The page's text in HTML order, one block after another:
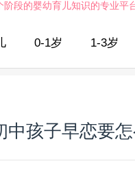
段的婴幼育儿知识的专业平
0-1岁 1-3岁
孩子早恋要怎